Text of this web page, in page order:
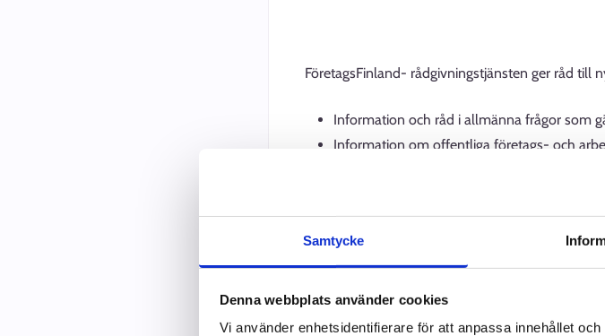
Samtycke
Denna webbplats använder cookies
Vi använder enhetsidentifierare för att anpassa innehållet
FöretagsFinland- rådgivningstjänsten ger råd till
Information och råd i allmänna frågor som
Information om offentliga företags- och
registerstyrelsens, Skatteförvaltningens,
Rådgivning gällande användningen av
Styr vid behov till en annan sakkunnigtjänst
Jobbmarknadens